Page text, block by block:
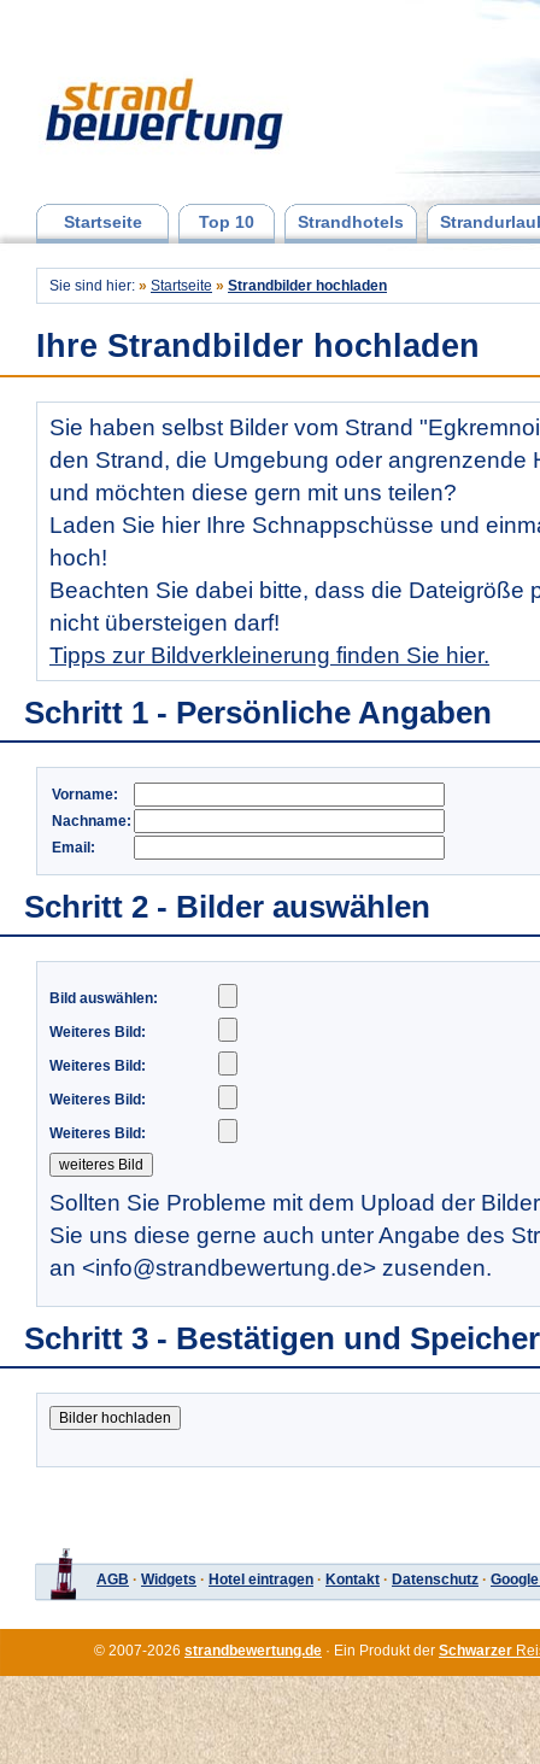
Startseite Top 10 Strandhotels
Sie sind hier: » Startseite » Strandbilder hochladen
Ihre Strandbilder hochladen
Sie haben selbst Bilder vom Strand
den Strand, die Umgebung oder angrenzende
und möchten diese gern mit uns teilen?
Laden Sie hier Ihre Schnappschüsse und
hoch!
Beachten Sie dabei bitte, dass die Dateigröße
nicht übersteigen darf!
Tipps zur Bildverkleinerung finden Sie hier.
Schritt 1 - Persönliche Angaben
Vorname:
Nachname:
Email:
Schritt 2 - Bilder auswählen
Bild auswählen:
Weiteres Bild:
Weiteres Bild:
Weiteres Bild:
Weiteres Bild:
Sollten Sie Probleme mit dem Upload der
Sie uns diese gerne auch unter Angabe des
an <info@strandbewertung.de> zusenden.
Schritt 3 - Bestätigen und
AGB · Widgets · Hotel eintragen · Kontakt · Datenschutz ·
© 2007-2026 strandbewertung.de · Ein Produkt der Schwarzer